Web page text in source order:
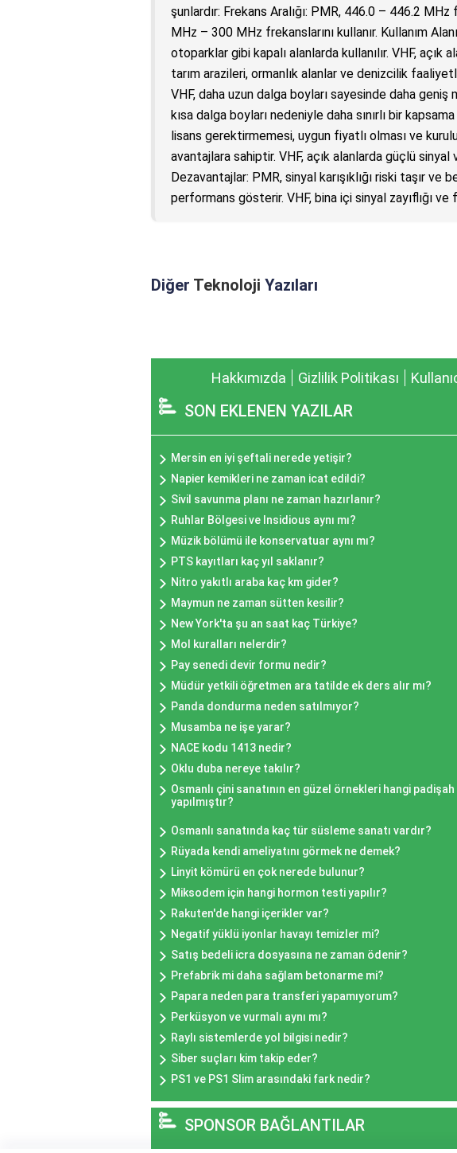
şunlardır: Frekans Aralığı: PMR, 446.0 – 446.2 MHz
MHz – 300 MHz frekanslarını kullanır. Kullanım
otoparklar gibi kapalı alanlarda kullanılır. VHF, açık
tarım arazileri, ormanlık alanlar ve denizcilik
VHF, daha uzun dalga boyları sayesinde daha
kısa dalga boyları nedeniyle daha sınırlı bir
lisans gerektirmemesi, uygun fiyatlı olması ve
avantajlara sahiptir. VHF, açık alanlarda güçlü sinyal
Dezavantajlar: PMR, sinyal karışıklığı riski taşır ve
performans gösterir. VHF, bina içi sinyal zayıflığı
Diğer Teknoloji Yazıları
Hakkımızda Gizlilik Politikası
SON EKLENEN YAZILAR
Mersin en iyi şeftali nerede yetişir?
Napier kemikleri ne zaman icat edildi?
Sivil savunma planı ne zaman hazırlanır?
Ruhlar Bölgesi ve Insidious aynı mı?
Müzik bölümü ile konservatuar aynı mı?
PTS kayıtları kaç yıl saklanır?
Nitro yakıtlı araba kaç km gider?
Maymun ne zaman sütten kesilir?
New York'ta şu an saat kaç Türkiye?
Mol kuralları nelerdir?
Pay senedi devir formu nedir?
Müdür yetkili öğretmen ara tatilde ek ders alır mı?
Panda dondurma neden satılmıyor?
Musamba ne işe yarar?
NACE kodu 1413 nedir?
Oklu duba nereye takılır?
Osmanlı çini sanatının en güzel örnekleri hangi
yapılmıştır?
Osmanlı sanatında kaç tür süsleme sanatı vardır?
Rüyada kendi ameliyatını görmek ne demek?
Linyit kömürü en çok nerede bulunur?
Miksodem için hangi hormon testi yapılır?
Rakuten'de hangi içerikler var?
Negatif yüklü iyonlar havayı temizler mi?
Satış bedeli icra dosyasına ne zaman ödenir?
Prefabrik mi daha sağlam betonarme mi?
Papara neden para transferi yapamıyorum?
Perküsyon ve vurmalı aynı mı?
Raylı sistemlerde yol bilgisi nedir?
Siber suçları kim takip eder?
PS1 ve PS1 Slim arasındaki fark nedir?
SPONSOR BAĞLANTILAR